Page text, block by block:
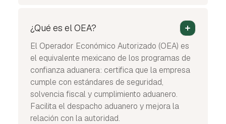
¿Qué es el OEA?
El Operador Económico Autorizado (OEA) es
el equivalente mexicano de los programas de
confianza aduanera: certifica que la empresa
cumple con estándares de seguridad,
solvencia fiscal y cumplimiento aduanero.
Facilita el despacho aduanero y mejora la
relación con la autoridad.